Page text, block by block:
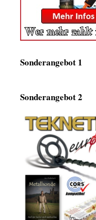
Sonderangebot 1
Sonderangebot 2